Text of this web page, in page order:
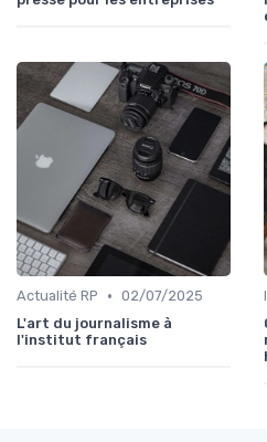
Actualité RP • 02/07/2025
L'art du journalisme à
l'institut français